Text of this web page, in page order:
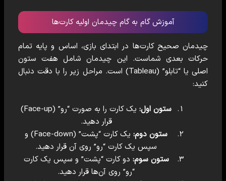
آموزش گام به گام چیدمان اولیه کارت‌ها
چیدمان صحیح کارت‌ها در ابتدای بازی، اساس و پایه تمام
حرکات بعدی شماست. این چیدمان شامل هفت ستون
اصلی یا “تابلو” (Tableau) است. مراحل زیر را با دقت دنبال
کنید:
ستون اول:
یک کارت را به صورت “رو” (Face-up)
قرار دهید.
ستون دوم:
یک کارت “پشت” (Face-down) و
سپس یک کارت “رو” روی آن قرار دهید.
ستون سوم: دو کارت “پشت” و سپس یک کارت
“رو” روی آن‌ها قرار دهید.